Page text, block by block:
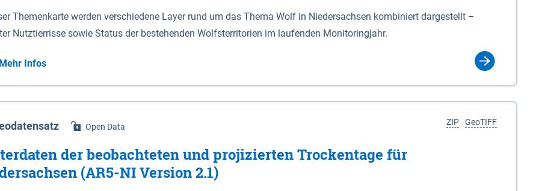
Themenkarte werden verschiedene Layer rund um das Thema Wolf in Niedersachsen kombiniert dargestellt –
Nutztierrisse sowie Status der bestehenden Wolfsterritorien im laufenden Monitoringjahr.
Mehr Infos
GeoTIFF
ZIP
Open Data
der beobachteten und projizierten Trockentage für
(AR5-NI Version 2.1)